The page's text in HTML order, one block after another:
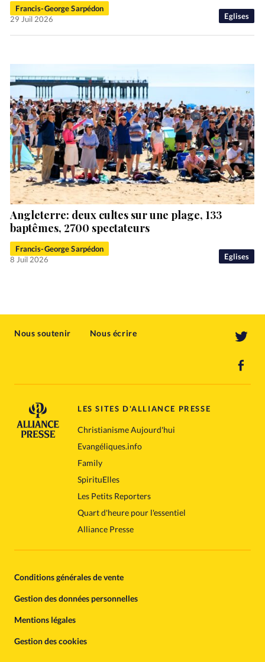
Eglises
Francis-George Sarpédon
29 Juil 2026
Eglises
Angleterre: deux cultes sur une plage, 133
baptêmes, 2700 spectateurs
Francis-George Sarpédon
8 Juil 2026
Nous soutenir Nous écrire
LES SITES D'ALLIANCE PRESSE
Christianisme Aujourd'hui
Evangéliques.info
Family
SpirituElles
Les Petits Reporters
Quart d'heure pour l'essentiel
Alliance Presse
Conditions générales de vente
Gestion des données personnelles
Mentions légales
Gestion des cookies